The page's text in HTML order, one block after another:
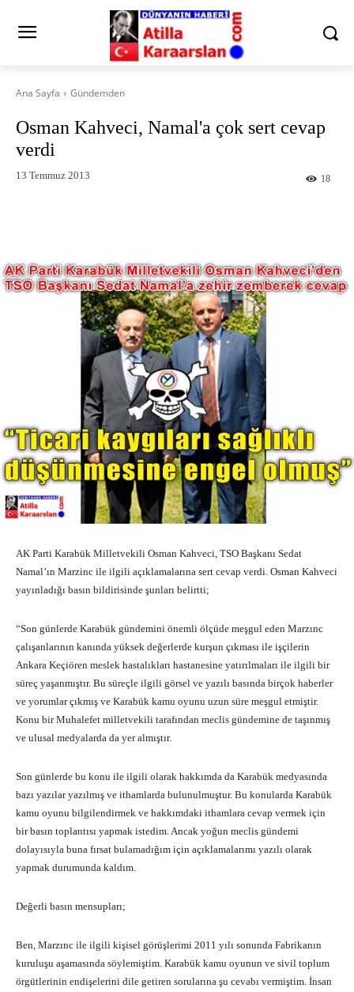
Ana Sayfa Gündemden
Osman Kahveci, Namal'a çok sert cevap
verdi
13 Temmuz 2013 18
AK Parti Karabük Milletvekili Osman Kahveci, TSO Başkanı Sedat
Namal’ın Marzinc ile ilgili açıklamalarına sert cevap verdi. Osman Kahveci
yayınladığı basın bildirisinde şunları belirtti;
“Son günlerde Karabük gündemini önemli ölçüde meşgul eden Marzınc
çalışanlarının kanında yüksek değerlerde kurşun çıkması ile işçilerin
Ankara Keçiören meslek hastalıkları hastanesine yatırılmaları ile ilgili bir
süreç yaşanmıştır. Bu süreçle ilgili görsel ve yazılı basında birçok haberler
ve yorumlar çıkmış ve Karabük kamu oyunu uzun süre meşgul etmiştir.
Konu bir Muhalefet milletvekili tarafından meclis gündemine de taşınmış
ve ulusal medyalarda da yer almıştır.
Son günlerde bu konu ile ilgili olarak hakkımda da Karabük medyasında
bazı yazılar yazılmış ve ithamlarda bulunulmuştur. Bu konularda Karabük
kamu oyunu bilgilendirmek ve hakkımdaki ithamlara cevap vermek için
bir basın toplantısı yapmak istedim. Ancak yoğun meclis gündemi
dolayısıyla buna fırsat bulamadığım için açıklamalarımı yazılı olarak
yapmak durumunda kaldım.
Değerli basın mensupları;
Ben, Marzınc ile ilgili kişisel görüşlerimi 2011 yılı sonunda Fabrikanın
kuruluşu aşamasında söylemiştim. Karabük kamu oyunun ve sivil toplum
örgütlerinin endişelerini dile getiren sorularına şu cevabı vermiştim. İnsan